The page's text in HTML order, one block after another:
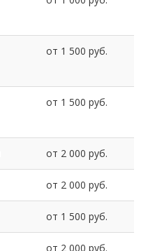
от 1 500 руб.
от 1 500 руб.
от 2 000 руб.
от 2 000 руб.
от 1 500 руб.
от 2 000 руб.